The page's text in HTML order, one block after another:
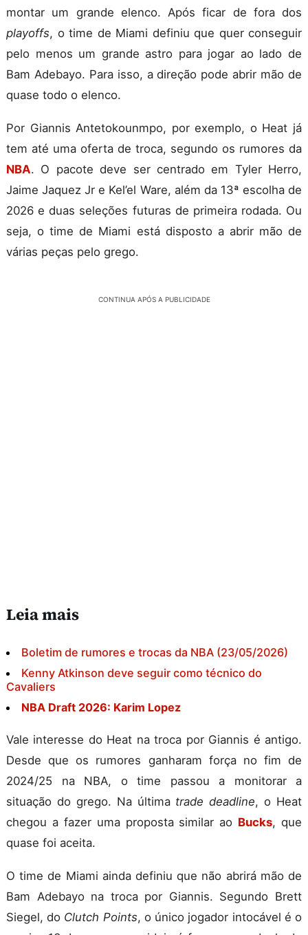
montar um grande elenco. Após ficar de fora dos
playoffs, o time de Miami definiu que quer conseguir
pelo menos um grande astro para jogar ao lado de
Bam Adebayo. Para isso, a direção pode abrir mão de
quase todo o elenco.
Por Giannis Antetokounmpo, por exemplo, o Heat já
tem até uma oferta de troca, segundo os rumores da
NBA. O pacote deve ser centrado em Tyler Herro,
Jaime Jaquez Jr e Kel’el Ware, além da 13ª escolha de
2026 e duas seleções futuras de primeira rodada. Ou
seja, o time de Miami está disposto a abrir mão de
várias peças pelo grego.
CONTINUA APÓS A PUBLICIDADE
Leia mais
Boletim de rumores e trocas da NBA (23/05/2026)
Kenny Atkinson deve seguir como técnico do
Cavaliers
NBA Draft 2026: Karim Lopez
Vale interesse do Heat na troca por Giannis é antigo.
Desde que os rumores ganharam força no fim de
2024/25 na NBA, o time passou a monitorar a
situação do grego. Na últimatrade deadline, o Heat
chegou a fazer uma proposta similar ao Bucks, que
quase foi aceita.
O time de Miami ainda definiu que não abrirá mão de
Bam Adebayo na troca por Giannis. Segundo Brett
Siegel, do Clutch Points, o único jogador intocável é o